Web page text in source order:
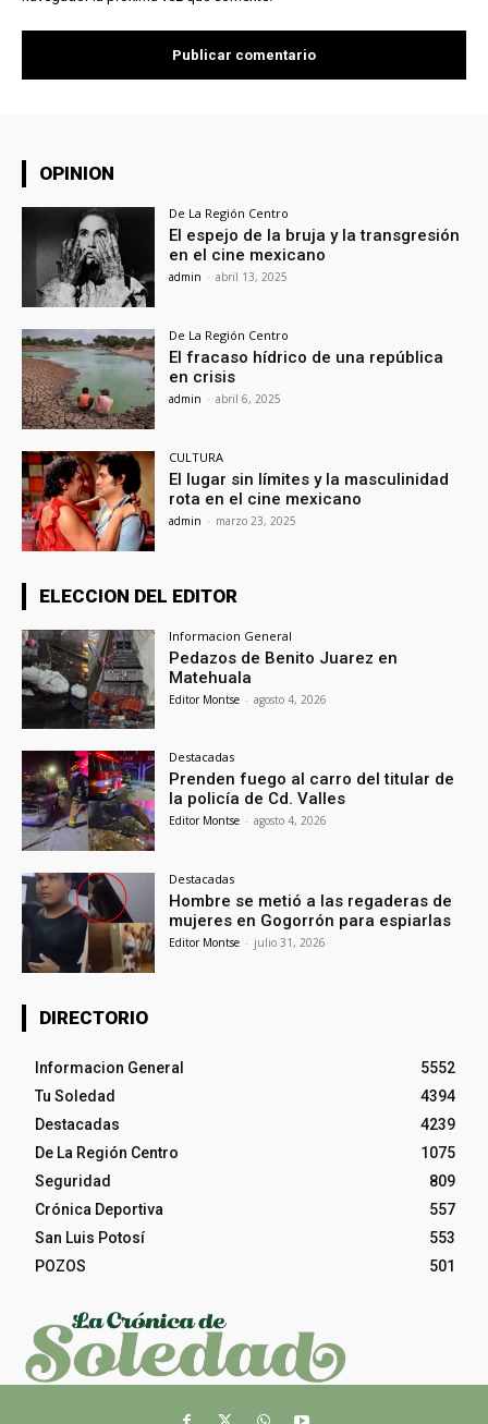
OPINION
De La Región Centro
El espejo de la bruja y la transgresión
en el cine mexicano
admin - abril 13, 2025
De La Región Centro
El fracaso hídrico de una república
en crisis
admin - abril 6, 2025
CULTURA
El lugar sin límites y la masculinidad
rota en el cine mexicano
admin - marzo 23, 2025
ELECCION DEL EDITOR
Informacion General
Pedazos de Benito Juarez en
Matehuala
Editor Montse - agosto 4, 2026
Destacadas
Prenden fuego al carro del titular de
la policía de Cd. Valles
Editor Montse - agosto 4, 2026
Destacadas
Hombre se metió a las regaderas de
mujeres en Gogorrón para espiarlas
Editor Montse - julio 31, 2026
DIRECTORIO
Informacion General
5552
Tu Soledad
4394
Destacadas
4239
De La Región Centro
1075
Seguridad
809
Crónica Deportiva
557
San Luis Potosí
553
POZOS
501